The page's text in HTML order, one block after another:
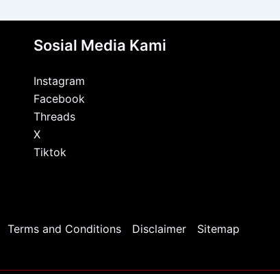
Sosial Media Kami
Instagram
Facebook
Threads
X
Tiktok
Terms and Conditions Disclaimer Sitemap